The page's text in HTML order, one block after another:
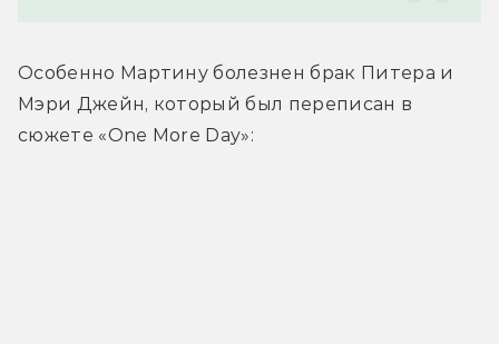
Особенно Мартину болезнен брак Питера и
Мэри Джейн, который был переписан в
сюжете «One More Day»: